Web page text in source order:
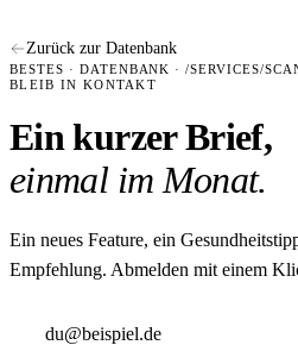
Zurück zur Datenbank
BESTES · DATENBANK · /SERVICES/
BLEIB IN KONTAKT
Ein kurzer Brief,
einmal im Monat.
Ein neues Feature, ein
Empfehlung. Abmelden mit einem